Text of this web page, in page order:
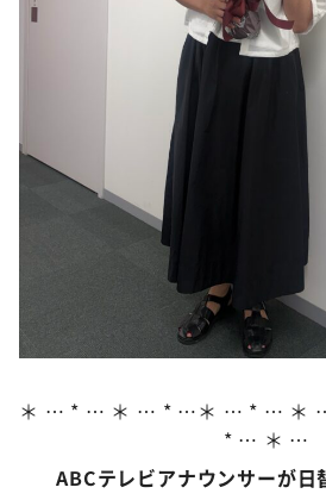
教えて！ニュースライブ 正義のミ
ＬＩＦＥ～夢のカタチ～
新婚さんいらっしゃい！
ポツンと一軒家
ザキ山小屋本館
ぺこぱのまるスポ
アナ回覧板
＊ … * … ＊ … * …＊ … * … ＊
* … ＊ …
ABCテレビアナウンサーが日